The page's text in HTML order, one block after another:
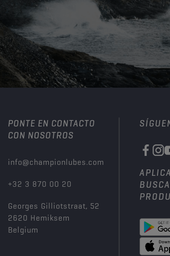
PONTE EN CONTACTO
CON NOSOTROS
info@championlubes.com
+32 3 870 00 20
Georges Gilliotstraat, 52
2620 Hemiksem
Belgium